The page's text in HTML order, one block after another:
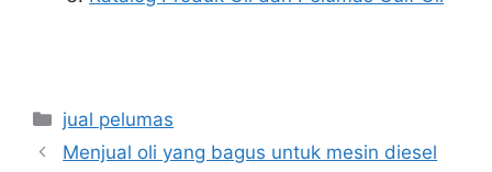
jual pelumas
Menjual oli yang bagus untuk mesin diesel